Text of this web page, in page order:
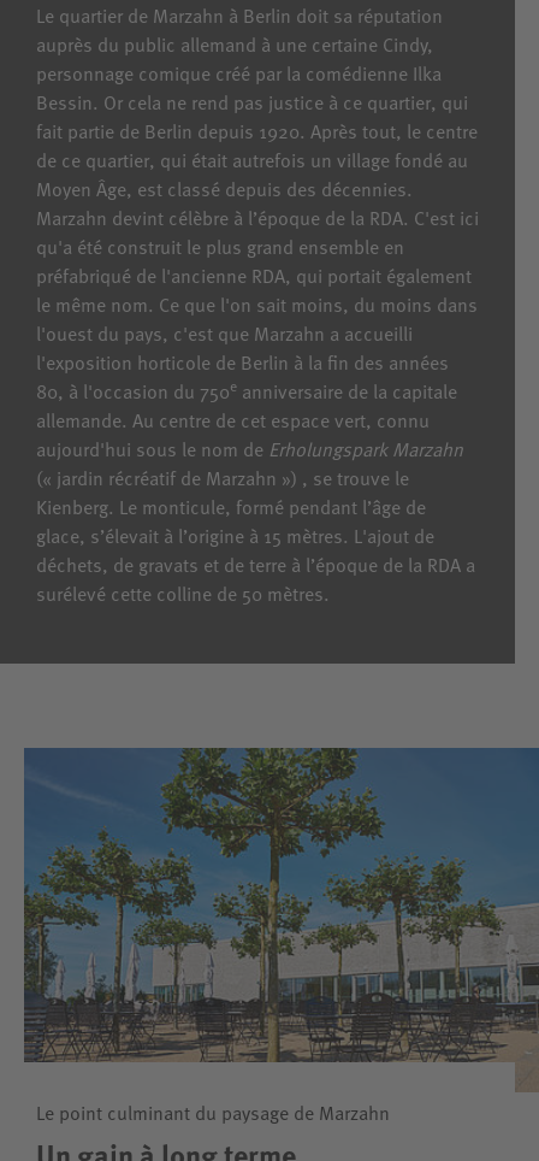
Le quartier de Marzahn à Berlin doit sa réputation
auprès du public allemand à une certaine Cindy,
personnage comique créé par la comédienne Ilka
Bessin. Or cela ne rend pas justice à ce quartier, qui
fait partie de Berlin depuis 1920. Après tout, le centre
de ce quartier, qui était autrefois un village fondé au
Moyen Âge, est classé depuis des décennies.
Marzahn devint célèbre à l’époque de la RDA. C'est ici
qu'a été construit le plus grand ensemble en
préfabriqué de l'ancienne RDA, qui portait également
le même nom. Ce que l'on sait moins, du moins dans
l'ouest du pays, c'est que Marzahn a accueilli
l'exposition horticole de Berlin à la fin des années
80, à l'occasion du 750e anniversaire de la capitale
allemande. Au centre de cet espace vert, connu
aujourd'hui sous le nom de Erholungspark Marzahn
(« jardin récréatif de Marzahn ») , se trouve le
Kienberg. Le monticule, formé pendant l’âge de
glace, s’élevait à l’origine à 15 mètres. L'ajout de
déchets, de gravats et de terre à l’époque de la RDA a
surélevé cette colline de 50 mètres.
Le point culminant du paysage de Marzahn